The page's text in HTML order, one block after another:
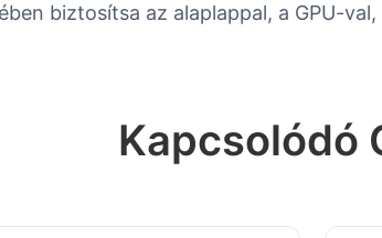
biztosítsa az alaplappal, a GPU-
Kapcsolódó